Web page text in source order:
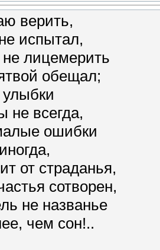
верить,
испытал,
лицемерить
обещал;
не всегда,
ошибки
от страданья,
сотворен,
не названье
чем сон!..